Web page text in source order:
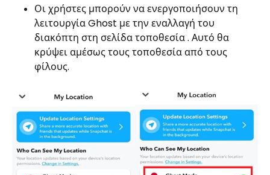
Οι χρήστες μπορούν να ενεργοποιήσουν τη
λειτουργία Ghost με την εναλλαγή του
διακόπτη στη σελίδα τοποθεσία . Αυτό θα
κρύψει αμέσως τους τοποθεσία από τους
φίλους.